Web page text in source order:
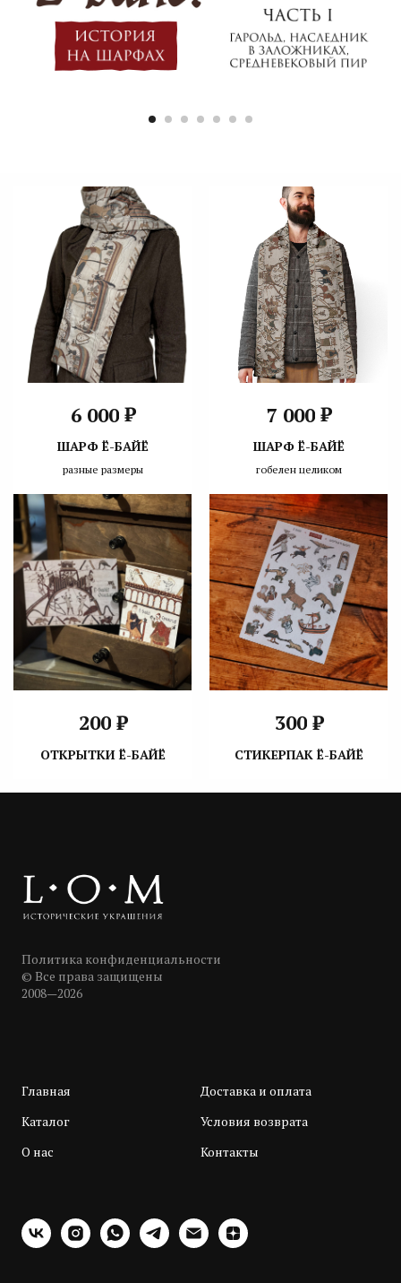
6 000 ₽
ШАРФ Ё-БАЙЁ
разные размеры
7 000 ₽
ШАРФ Ё-БАЙЁ
гобелен целиком
200 ₽
ОТКРЫТКИ Ё-БАЙЁ
300 ₽
СТИКЕРПАК Ё-БАЙЁ
Политика конфиденциальности
© Все права защищены
2008—2026
Главная
Каталог
О нас
Доставка и оплата
Условия возврата
Контакты